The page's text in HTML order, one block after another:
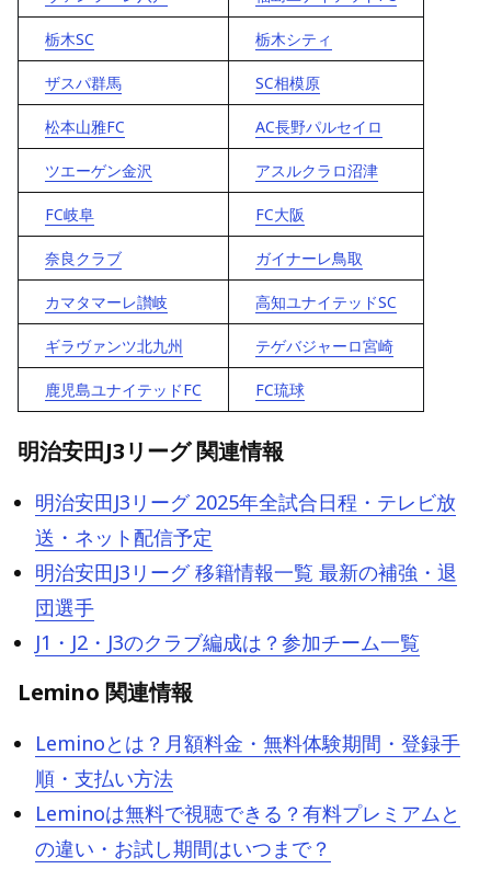
栃木SC 栃木シティ
ザスパ群馬 SC相模原
松本山雅FC AC長野パルセイロ
ツエーゲン金沢 アスルクラロ沼津
FC岐阜 FC大阪
奈良クラブ ガイナーレ鳥取
カマタマーレ讃岐 高知ユナイテッドSC
ギラヴァンツ北九州 テゲバジャーロ宮崎
鹿児島ユナイテッドFC FC琉球
明治安田J3リーグ 関連情報
明治安田J3リーグ 2025年全試合日程・テレビ放
送・ネット配信予定
明治安田J3リーグ 移籍情報一覧 最新の補強・退
団選手
J1・J2・J3のクラブ編成は？参加チーム一覧
Lemino 関連情報
Leminoとは？月額料金・無料体験期間・登録手
順・支払い方法
Leminoは無料で視聴できる？有料プレミアムと
の違い・お試し期間はいつまで？